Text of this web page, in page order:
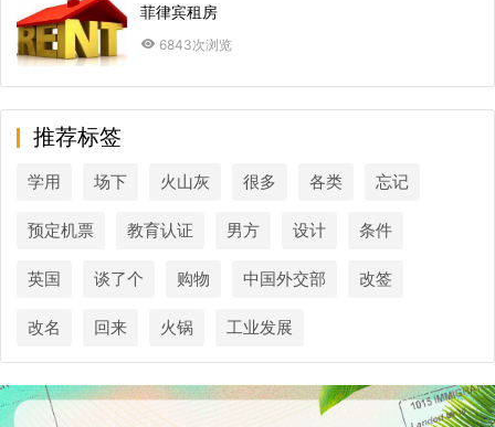
菲律宾租房
6843次浏览
推荐标签
学用 场下 火山灰 很多 各类 忘记
预定机票 教育认证 男方 设计 条件
英国 谈了个 购物 中国外交部 改签
改名 回来 火锅 工业发展